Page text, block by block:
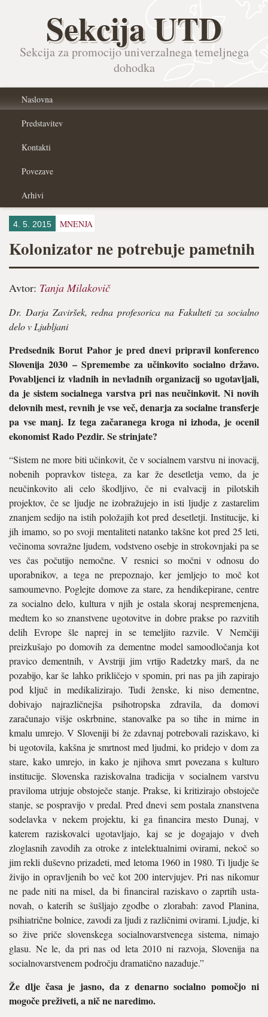
Sekcija UTD
Sekcija za promocijo univerzalnega temeljnega
dohodka
Naslovna
Predstavitev
Kontakti
Povezave
Arhivi
4. 5. 2015 MNENJA
Kolonizator ne potrebuje pametnih
Avtor: Tanja Milakovič
Dr. Darja Zaviršek, redna profesorica na Fakulteti za socialno
delo v Ljubljani
Predsednik Borut Pahor je pred dnevi pripravil konferenco
Slovenija 2030 – Spremembe za učinkovito socialno državo.
Povabljenci iz vladnih in nevladnih organizacij so ugotavljali,
da je sistem socialnega varstva pri nas neučinkovit. Ni novih
delovnih mest, revnih je vse več, denarja za socialne transferje
pa vse manj. Iz tega začaranega kroga ni izhoda, je ocenil
ekonomist Rado Pezdir. Se strinjate?
“Sistem ne more biti učinkovit, če v socialnem varstvu ni inovacij,
no­benih popravkov tistega, za kar že desetletja vemo, da je
neučinkovito ali celo škodljivo, če ni evalvacij in pilotskih
projektov, če se ljudje ne izobražujejo in isti ljudje z zastare­lim
znanjem sedijo na istih položa­jih kot pred desetletji. Institucije, ki
jih imamo, so po svoji mentaliteti natanko takšne kot pred 25 leti,
ve­činoma sovražne ljudem, vodstve­no osebje in strokovnjaki pa se
ves čas počutijo nemočne. V resnici so močni v odnosu do
uporabnikov, a tega ne prepoznajo, ker jemljejo to moč kot
samoumevno. Poglejte domove za stare, za hendikepira­ne, centre
za socialno delo, kultura v njih je ostala skoraj nespremenje­na,
medtem ko so znanstvene ugo­tovitve in dobre prakse po razvitih
delih Evrope šle naprej in se temeljito razvile. V Nemčiji
preizkuša­jo po domovih za dementne model samoodločanja kot
pravico demen­tnih, v Avstriji jim vrtijo Radetzky marš, da ne
pozabijo, kar še lahko prikličejo v spomin, pri nas pa jih zapirajo
pod ključ in medikalizira­jo. Tudi ženske, ki niso dementne,
dobivajo najrazličnejša psihotrop­ska zdravila, da domovi
zaračuna­jo višje oskrbnine, stanovalke pa so tihe in mirne in
kmalu umrejo. V Sloveniji bi že zdavnaj potrebova­li raziskavo, ki
bi ugotovila, kakšna je smrtnost med ljudmi, ko pride­jo v dom za
stare, kako umrejo, in kako je njihova smrt povezana s kulturo
institucije. Slovenska raziskovalna tradicija v socialnem var­stvu
praviloma utrjuje obstoječe stanje. Prakse, ki kritizirajo obsto­ječe
stanje, se pospravijo v predal. Pred dnevi sem postala znanstvena
sodelavka v nekem projektu, ki ga financira mesto Dunaj, v
katerem raziskovalci ugotavljajo, kaj se je dogajajo v dveh
zloglasnih zavodih za otroke z intelektualnimi ovira­mi, nekoč so
jim rekli duševno pri­zadeti, med letoma 1960 in 1980. Ti ljudje še
živijo in opravljenih bo več kot 200 intervjujev. Pri nas nikomur
ne pade niti na misel, da bi financiral raziskavo o zaprtih usta­
novah, o katerih se šušljajo zgodbe o zlorabah: zavod Planina,
psihia­trične bolnice, zavodi za ljudi z raz­ličnimi ovirami. Ljudje, ki
so žive priče slovenskega socialnovarstve­nega sistema, nimajo
glasu. Ne le, da pri nas od leta 2010 ni razvoja, Slovenija na
socialnovarstvenem področju dramatično nazaduje.”
Že dlje časa je jasno, da z denarno socialno pomočjo ni
mogoče pre­živeti, a nič ne naredimo.